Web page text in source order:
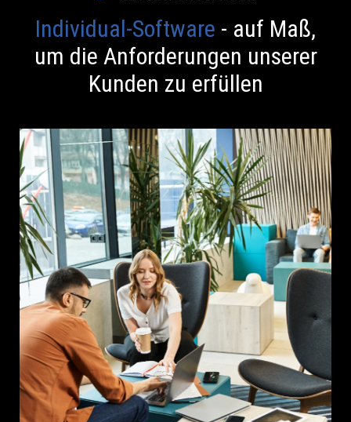
Individual-Software - auf Maß,
um die Anforderungen unserer
Kunden zu erfüllen